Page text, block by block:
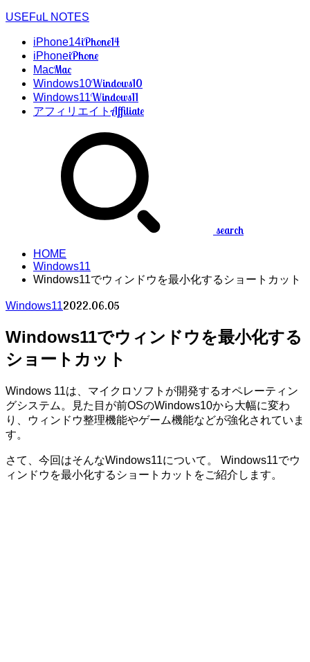
USEFuL NOTES
iPhone14iPhone14
iPhoneiPhone
MacMac
Windows10Windows10
Windows11Windows11
アフィリエイトAffiliate
search
HOME
Windows11
Windows11でウィンドウを最小化するショートカット
Windows112022.06.05
Windows11でウィンドウを最小化する
ショートカット
Windows 11は、マイクロソフトが開発するオペレーティン
グシステム。見た目が前OSのWindows10から大幅に変わ
り、ウィンドウ整理機能やゲーム機能などが強化されていま
す。
さて、今回はそんなWindows11について。 Windows11でウ
ィンドウを最小化するショートカットをご紹介します。